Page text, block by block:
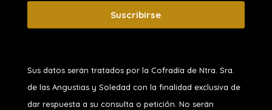
Suscribirse
Sus datos serán tratados por la Cofradía de Ntra. Sra.
de las Angustias y Soledad con la finalidad exclusiva de
dar respuesta a su consulta o petición. No serán